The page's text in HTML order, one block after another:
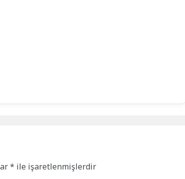
* ile işaretlenmişlerdir